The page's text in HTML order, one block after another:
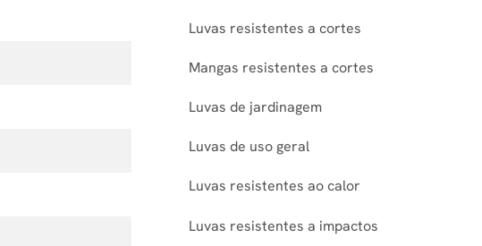
Luvas resistentes a cortes
Mangas resistentes a cortes
Luvas de jardinagem
Luvas de uso geral
Luvas resistentes ao calor
Luvas resistentes a impactos